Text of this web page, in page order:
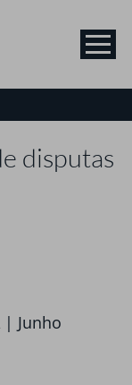
disputas
| Junho